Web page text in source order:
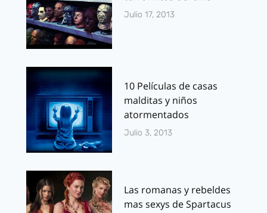
Julio 17, 2013
10 Películas de casas
malditas y niños
atormentados
Julio 3, 2013
Las romanas y rebeldes
mas sexys de Spartacus